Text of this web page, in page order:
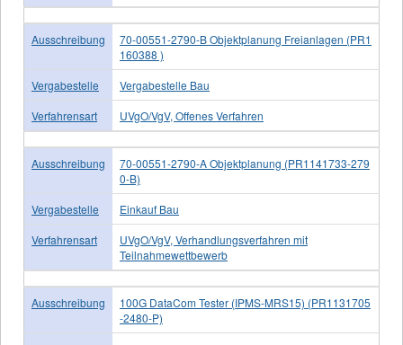
Ausschreibung
70-00551-2790-B Objektplanung Freianlagen (PR1
160388 )
Vergabestelle
Vergabestelle Bau
Verfahrensart
UVgO/VgV, Offenes Verfahren
Ausschreibung
70-00551-2790-A Objektplanung (PR1141733-279
0-B)
Vergabestelle
Einkauf Bau
Verfahrensart
UVgO/VgV, Verhandlungsverfahren mit
Teilnahmewettbewerb
Ausschreibung
100G DataCom Tester (IPMS-MRS15) (PR1131705
-2480-P)